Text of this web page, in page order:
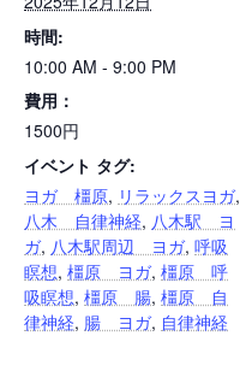
時間:
10:00 AM - 9:00 PM
費用：
1500円
イベント タグ:
ヨガ 橿原, リラックスヨガ,
八木 自律神経, 八木駅 ヨ
ガ, 八木駅周辺 ヨガ, 呼吸
瞑想, 橿原 ヨガ, 橿原 呼
吸瞑想, 橿原 腸, 橿原 自
律神経, 腸 ヨガ, 自律神経